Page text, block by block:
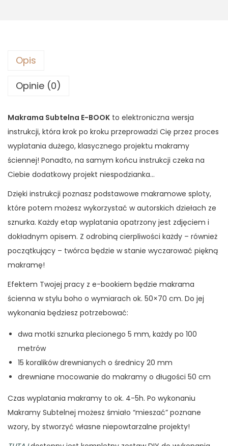
l
n
O
Opis
Opinie (0)
Makrama Subtelna E-BOOK to elektroniczna wersja
instrukcji, która krok po kroku przeprowadzi Cię przez proces
wyplatania dużego, klasycznego projektu makramy
ściennej! Ponadto, na samym końcu instrukcji czeka na
Ciebie dodatkowy projekt niespodzianka…
Dzięki instrukcji poznasz podstawowe makramowe sploty,
które potem możesz wykorzystać w autorskich dziełach ze
sznurka. Każdy etap wyplatania opatrzony jest zdjęciem i
dokładnym opisem. Z odrobiną cierpliwości każdy – również
początkujący – twórca będzie w stanie wyczarować piękną
makramę!
Efektem Twojej pracy z e-bookiem będzie makrama
ścienna w stylu boho o wymiarach ok. 50×70 cm. Do jej
wykonania będziesz potrzebować:
dwa motki sznurka plecionego 5 mm, każdy po 100
metrów
15 koralików drewnianych o średnicy 20 mm
drewniane mocowanie do makramy o długości 50 cm
Czas wyplatania makramy to ok. 4-5h. Po wykonaniu
Makramy Subtelnej możesz śmiało “mieszać” poznane
wzory, by stworzyć własne niepowtarzalne projekty!